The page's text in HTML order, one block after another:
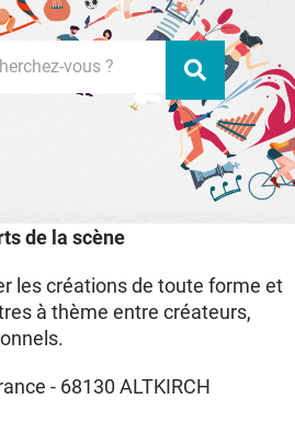
Valider
de la scène
les créations de toute forme et
à thème entre créateurs,
- 68130 ALTKIRCH